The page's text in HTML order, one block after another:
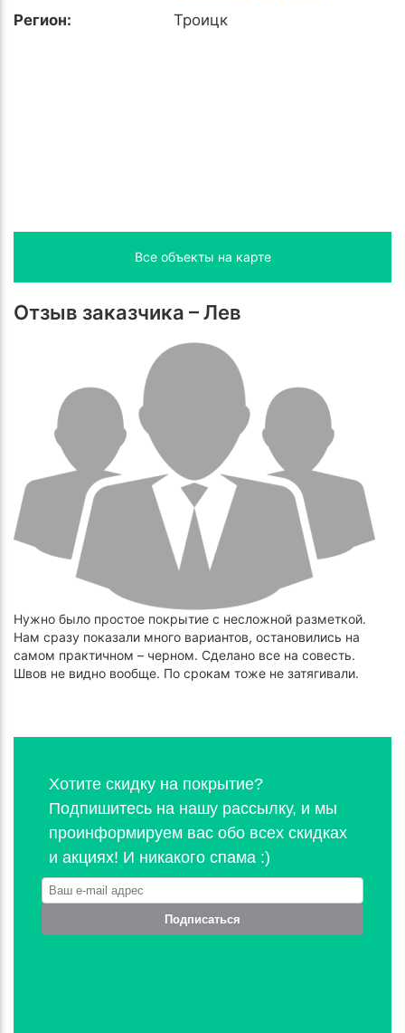
Регион:
Троицк
Все объекты на карте
Отзыв заказчика – Лев
Нужно было простое покрытие с несложной разметкой.
Нам сразу показали много вариантов, остановились на
самом практичном – черном. Сделано все на совесть.
Швов не видно вообще. По срокам тоже не затягивали.
Хотите скидку на покрытие?
Подпишитесь на нашу рассылку, и мы
проинформируем вас обо всех скидках
и акциях! И никакого спама :)
Подписаться